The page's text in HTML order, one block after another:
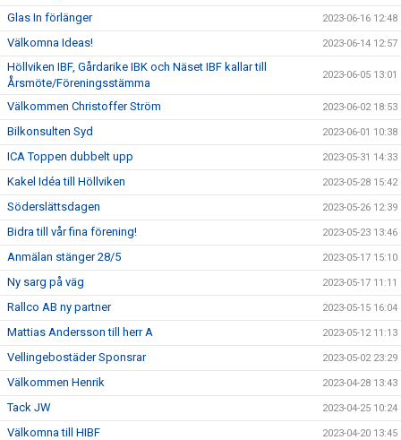
Glas In förlänger 2023-06-16 12:48
Välkomna Ideas! 2023-06-14 12:57
Höllviken IBF, Gårdarike IBK och Näset IBF kallar till
Årsmöte/Föreningsstämma
2023-06-05 13:01
Välkommen Christoffer Ström 2023-06-02 18:53
Bilkonsulten Syd 2023-06-01 10:38
ICA Toppen dubbelt upp 2023-05-31 14:33
Kakel Idéa till Höllviken 2023-05-28 15:42
Söderslättsdagen 2023-05-26 12:39
Bidra till vår fina förening! 2023-05-23 13:46
Anmälan stänger 28/5 2023-05-17 15:10
Ny sarg på väg 2023-05-17 11:11
Rallco AB ny partner 2023-05-15 16:04
Mattias Andersson till herr A 2023-05-12 11:13
Vellingebostäder Sponsrar 2023-05-02 23:29
Välkommen Henrik 2023-04-28 13:43
Tack JW 2023-04-25 10:24
Välkomna till HIBF 2023-04-20 13:45